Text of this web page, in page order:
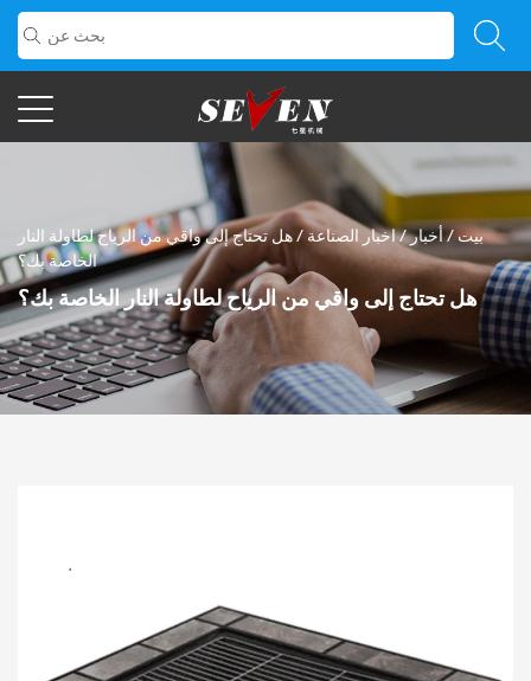
بيت/ أخبار/اخبار الصناعة / هل تحتاج إلى واقي من الرياح لطاولة النار
الخاصة بك؟
هل تحتاج إلى واقي من الرياح لطاولة النار الخاصة بك؟